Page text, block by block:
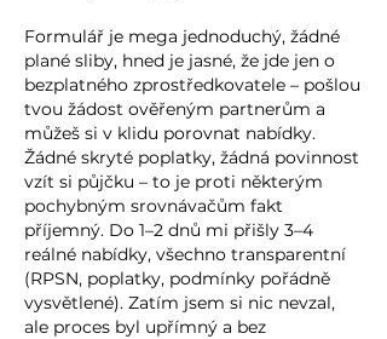
Formulář je mega jednoduchý, žádné
plané sliby, hned je jasné, že jde jen o
bezplatného zprostředkovatele – pošlou
tvou žádost ověřeným partnerům a
můžeš si v klidu porovnat nabídky.
Žádné skryté poplatky, žádná povinnost
vzít si půjčku – to je proti některým
pochybným srovnávačům fakt
příjemný. Do 1–2 dnů mi přišly 3–4
reálné nabídky, všechno transparentní
(RPSN, poplatky, podmínky pořádně
vysvětlené). Zatím jsem si nic nevzal,
ale proces byl upřímný a bez